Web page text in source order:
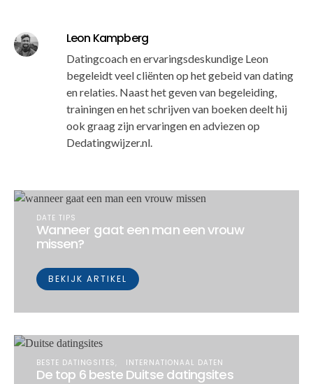
Leon Kampberg
Datingcoach en ervaringsdeskundige Leon
begeleidt veel cliënten op het gebeid van dating
en relaties. Naast het geven van begeleiding,
trainingen en het schrijven van boeken deelt hij
ook graag zijn ervaringen en adviezen op
Dedatingwijzer.nl.
DATE TIPS
Wanneer gaat een man een vrouw
missen?
BEKIJK ARTIKEL
BESTE DATINGSITES INTERNATIONAAL DATEN
De top 6 beste Duitse datingsites